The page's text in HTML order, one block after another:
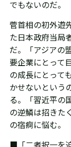
でもないのだ。
菅首相の初外遊
た日本政府当局
だ。「アジアの
要企業にとって
の成長にとって
かせないという
る。「習近平の
の逆鱗は招きた
の宿痾に悩む。